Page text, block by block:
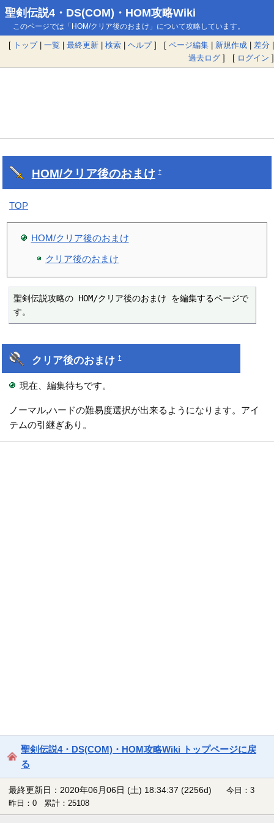
聖剣伝説4・DS(COM)・HOM攻略Wiki
このページでは「HOM/クリア後のおまけ」について攻略しています。
[ トップ| 一覧 | 最終更新 | 検索 | ヘルプ] [ ページ編集 | 新規作成 | 差分 |
過去ログ ] [ ログイン ]
HOM/クリア後のおまけ †
TOP
HOM/クリア後のおまけ
クリア後のおまけ
聖剣伝説攻略の HOM/クリア後のおまけ を編集するページで
す。
クリア後のおまけ†
現在、編集待ちです。
ノーマル,ハードの難易度選択が出来るようになります。アイ
テムの引継ぎあり。
聖剣伝説4・DS(COM)・HOM攻略Wiki トップページに戻
る
最終更新日：2020年06月06日 (土) 18:34:37 (2256d)
今日：3
昨日：0 累計：25108